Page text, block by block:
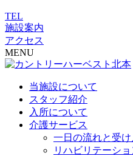
TEL
施設案内
アクセス
MENU
当施設について
スタッフ紹介
入所について
介護サービス
一日の流れと受
リハビリテーショ